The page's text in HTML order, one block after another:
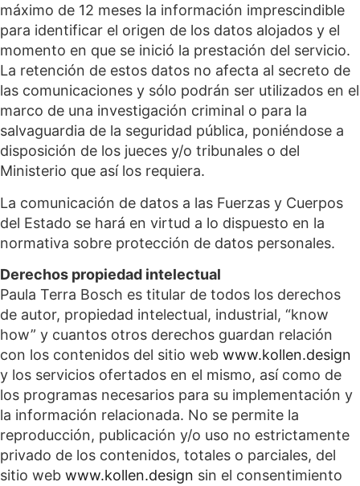
máximo de 12 meses la información imprescindible
para identificar el origen de los datos alojados y el
momento en que se inició la prestación del servicio.
La retención de estos datos no afecta al secreto de
las comunicaciones y sólo podrán ser utilizados en el
marco de una investigación criminal o para la
salvaguardia de la seguridad pública, poniéndose a
disposición de los jueces y/o tribunales o del
Ministerio que así los requiera.
La comunicación de datos a las Fuerzas y Cuerpos
del Estado se hará en virtud a lo dispuesto en la
normativa sobre protección de datos personales.
Derechos propiedad intelectual
Paula Terra Bosch es titular de todos los derechos
de autor, propiedad intelectual, industrial, “know
how” y cuantos otros derechos guardan relación
con los contenidos del sitio web www.kollen.design
y los servicios ofertados en el mismo, así como de
los programas necesarios para su implementación y
la información relacionada. No se permite la
reproducción, publicación y/o uso no estrictamente
privado de los contenidos, totales o parciales, del
sitio web www.kollen.design sin el consentimiento